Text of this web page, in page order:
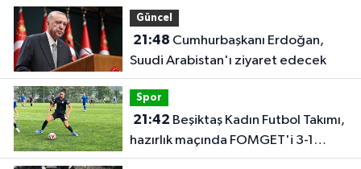
Güncel
21:48
Suudi Arabistan'ı ziyaret edecek
Spor
21:42
hazırlık maçında FOMGET'i 3-1
mağlup etti